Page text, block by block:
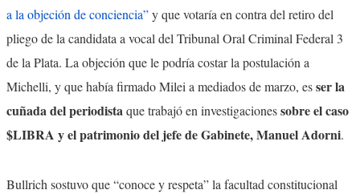
a la objeción de conciencia”y que votaría en contra del retiro del
pliego de la candidata a vocal del Tribunal Oral Criminal Federal 3
de la Plata. La objeción que le podría costar la postulación a
Michelli, y que había firmado Milei a mediados de marzo, esser la
cuñada del periodistaque trabajó en investigacionessobre el caso
$LIBRA y el patrimonio del jefe de Gabinete, Manuel Adorni.
Bullrich sostuvo que “conoce y respeta” la facultad constitucional